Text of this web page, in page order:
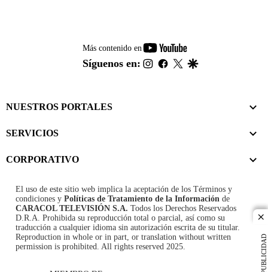
PUBLICIDAD
Más contenido en
youtube-
footer
Síguenos en: instagram
facebook
twitter
NUESTROS PORTALES
SERVICIOS
CORPORATIVO
El uso de este sitio web implica la aceptación de los Términos y
condiciones y Políticas de Tratamiento de la Información de
CARACOL TELEVISIÓN S.A. Todos los Derechos Reservados
D.R.A. Prohibida su reproducción total o parcial, así como su
traducción a cualquier idioma sin autorización escrita de su titular.
Reproduction in whole or in part, or translation without written
permission is prohibited. All rights reserved 2025.